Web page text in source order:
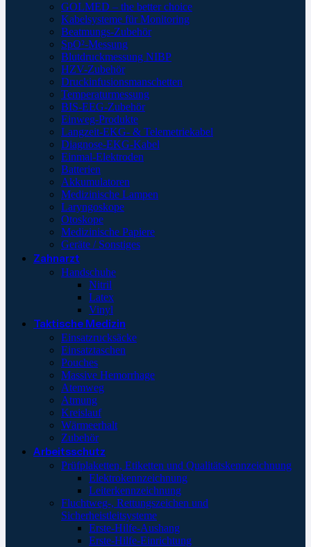
GOLMED – the better choice
Kabelsysteme für Monitoring
Beatmungs-Zubehör
SpO²-Messung
Blutdruckmessung NIBP
HZV-Zubehör
Druckinfusionsmanschetten
Temperaturmessung
BIS-EEG-Zubehör
Einweg-Produkte
Langzeit-EKG- & Telemetriekabel
Diagnose-EKG-Kabel
Einmal-Elektroden
Batterien
Akkumulatoren
Medizinische Lampen
Laryngoskope
Otoskope
Medizinische Papiere
Geräte / Sonstiges
Zahnarzt
Handschuhe
Nitril
Latex
Vinyl
Taktische Medizin
Einsatzrucksäcke
Einsatztaschen
Pouches
Massive Hemorrhage
Atemweg
Atmung
Kreislauf
Wärmeerhalt
Zubehör
Arbeitsschutz
Prüfplaketten, Etiketten und Qualitätskennzeichnung
Elektrokennzeichnung
Leiterkennzeichnung
Fluchtweg-, Rettungszeichen und
Sicherheistleitsysteme
Erste-Hilfe-Aushang
Erste-Hilfe-Einrichtung